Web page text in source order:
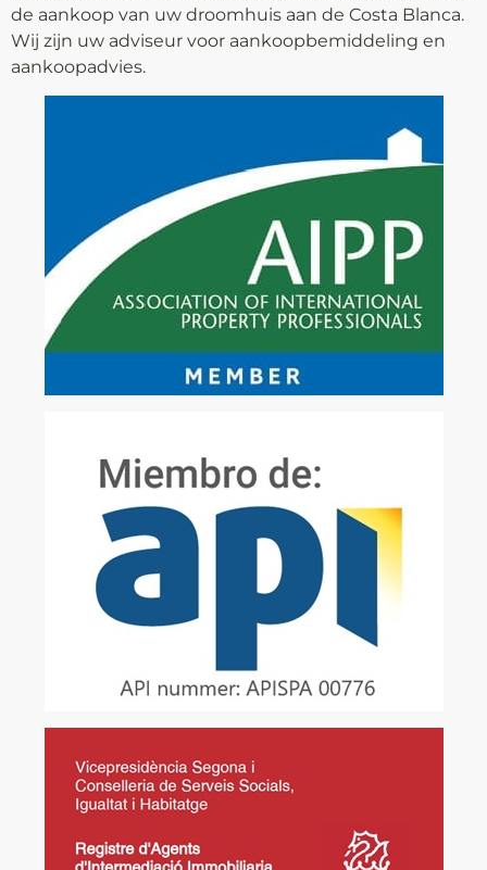
de aankoop van uw droomhuis aan de Costa Blanca.
Wij zijn uw adviseur voor aankoop­bemiddeling en
aankoopadvies.